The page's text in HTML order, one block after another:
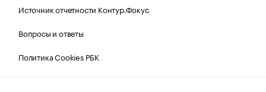
Источник отчетности Контур.Фокус
Вопросы и ответы
Политика Cookies РБК